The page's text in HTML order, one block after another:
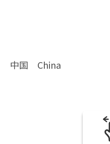
中国 China